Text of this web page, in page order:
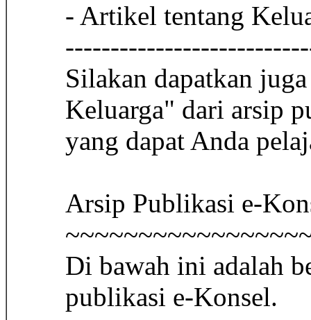
- Artikel tentang
Silakan dapatkan
Keluarga" dari arsip
yang dapat Anda
Arsip Publikasi e-
Di bawah ini adalah
publikasi e-Konsel.